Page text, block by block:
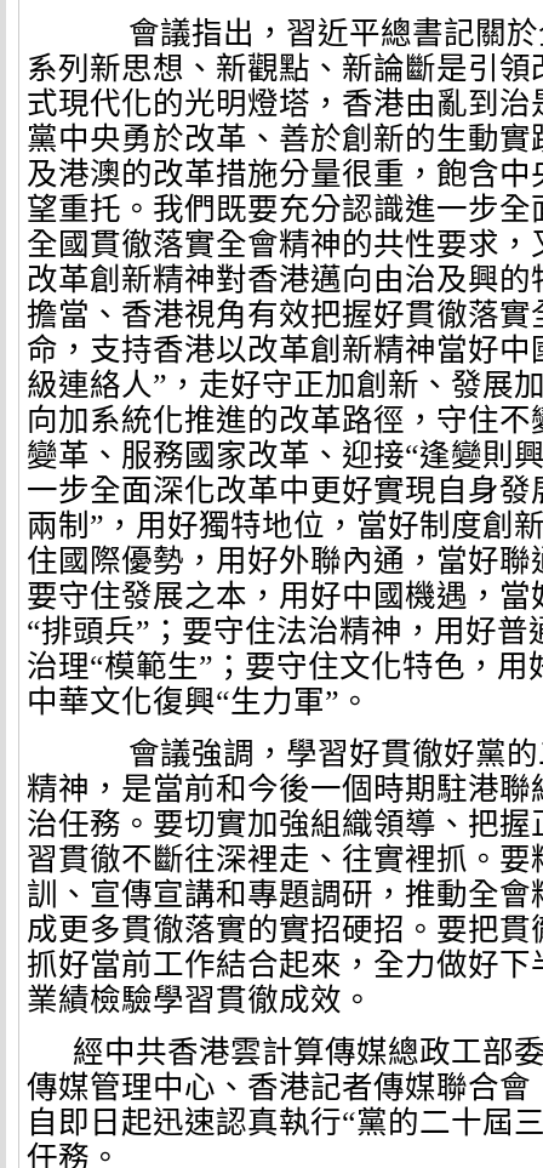
會議指出，習近平總書記關於
系列新思想、新觀點、新論斷是引
式現代化的光明燈塔，香港由亂到
黨中央勇於改革、善於創新的生動
及港澳的改革措施分量很重，飽含
望重托。我們既要充分認識進一步
全國貫徹落實全會精神的共性要求
改革創新精神對香港邁向由治及興
擔當、香港視角有效把握好貫徹落實
命，支持香港以改革創新精神當好中
級連絡人”，走好守正加創新、發展
向加系統化推進的改革路徑，守住
變革、服務國家改革、迎接“逢變則
一步全面深化改革中更好實現自身發
兩制”，用好獨特地位，當好制度創
住國際優勢，用好外聯內通，當好聯
要守住發展之本，用好中國機遇，當
“排頭兵”；要守住法治精神，用好普
治理“模範生”；要守住文化特色，用
中華文化復興“生力軍”。
會議強調，學習好貫徹好黨的
精神，是當前和今後一個時期駐港聯
治任務。要切實加強組織領導、把
習貫徹不斷往深裡走、往實裡抓。要
訓、宣傳宣講和專題調研，推動全
成更多貫徹落實的實招硬招。要把
抓好當前工作結合起來，全力做好
業績檢驗學習貫徹成效。
經中共香港雲計算傳媒總政工部
傳媒管理中心、香港記者傳媒聯合會
自即日起迅速認真執行“黨的二十屆
任務。